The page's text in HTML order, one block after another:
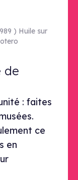
) Huile sur
cette
de
: faites
ce
en